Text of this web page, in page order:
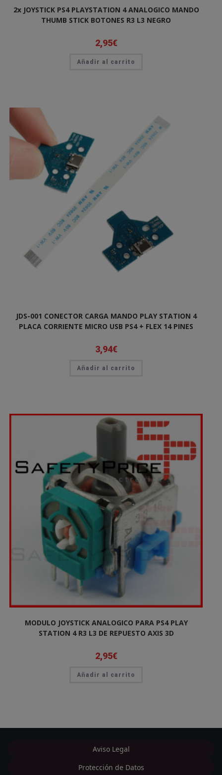
2x JOYSTICK PS4 PLAYSTATION 4 ANALOGICO MANDO
THUMB STICK BOTONES R3 L3 NEGRO
2,95€
Añadir al carrito
JDS-001 CONECTOR CARGA MANDO PLAY STATION 4
PLACA CORRIENTE MICRO USB PS4 + FLEX 14 PINES
3,94€
Añadir al carrito
MODULO JOYSTICK ANALOGICO PARA PS4 PLAY
STATION 4 R3 L3 DE REPUESTO AXIS 3D
2,95€
Añadir al carrito
Aviso Legal
Protección de Datos